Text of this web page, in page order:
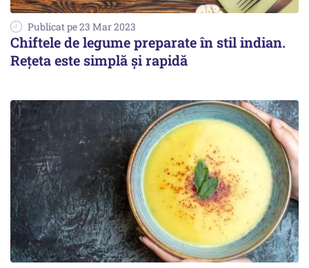
Publicat pe 23 Mar 2023
Chiftele de legume preparate în stil indian.
Rețeta este simplă și rapidă